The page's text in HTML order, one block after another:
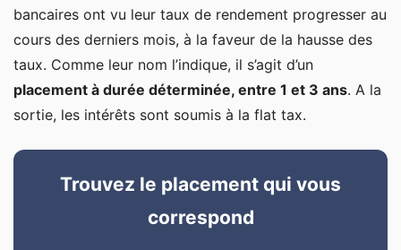
bancaires ont vu leur taux de rendement progresser au
cours des derniers mois, à la faveur de la hausse des
taux. Comme leur nom l’indique, il s’agit d’un
placement à durée déterminée, entre 1 et 3 ans. A la
sortie, les intérêts sont soumis à la flat tax.
Trouvez le placement qui vous
correspond